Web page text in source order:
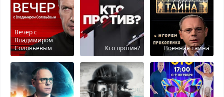
Вечер с
Владимиром
Соловьевым
Кτо против? Военная тайна